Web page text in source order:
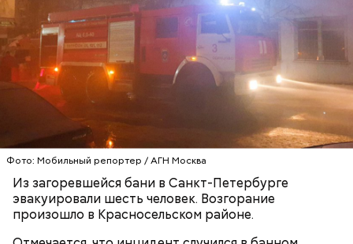
Фото: Мобильный репортер / АГН Москва
Из загоревшейся бани в Санкт-Петербурге
эвакуировали шесть человек. Возгорание
произошло в Красносельском районе.
БАНЯ САНКТ-ПЕТЕРБУРГ ПОЖАРЫ
Читайте также: Суд Зеленограда отправил под
стражу обвиняемого в убийстве мужчину